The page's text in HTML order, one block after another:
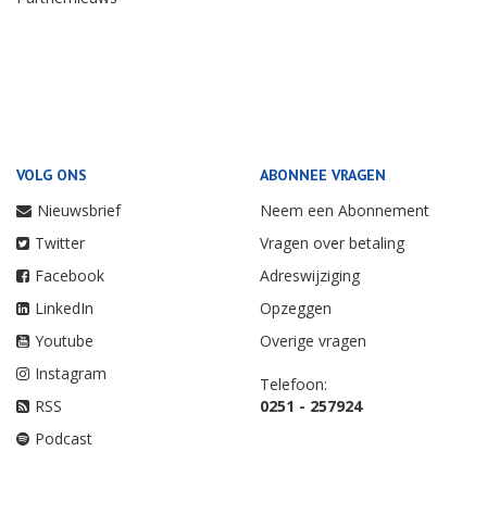
VOLG ONS
Nieuwsbrief
Twitter
Facebook
LinkedIn
Youtube
Instagram
RSS
Podcast
ABONNEE VRAGEN
Neem een Abonnement
Vragen over betaling
Adreswijziging
Opzeggen
Overige vragen
Telefoon:
0251 - 257924